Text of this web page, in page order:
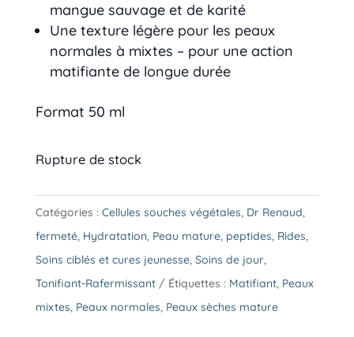
mangue sauvage et de karité
Une texture légère pour les peaux
normales à mixtes – pour une action
matifiante de longue durée
Format 50 ml
Rupture de stock
Catégories : Cellules souches végétales, Dr Renaud,
fermeté, Hydratation, Peau mature, peptides, Rides,
Soins ciblés et cures jeunesse, Soins de jour,
Tonifiant-Rafermissant
Étiquettes : Matifiant, Peaux
mixtes, Peaux normales, Peaux sèches mature